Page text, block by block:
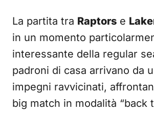
La partita tra Raptors e
in un momento
interessante della regular
padroni di casa arrivano da
impegni ravvicinati,
big match in modalità “back